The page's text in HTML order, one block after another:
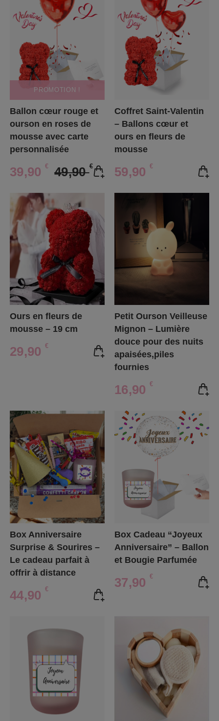
PROMOTION !
Ballon cœur rouge et
ourson en roses de
mousse avec carte
personnalisée
39,90 € 49,90€
Coffret Saint-Valentin
– Ballons cœur et
ours en fleurs de
mousse
59,90 €
Ours en fleurs de
mousse – 19 cm
29,90 €
Petit Ourson Veilleuse
Mignon – Lumière
douce pour des nuits
apaisées,piles
fournies
16,90 €
Box Anniversaire
Surprise & Sourires –
Le cadeau parfait à
offrir à distance
44,90 €
Box Cadeau “Joyeux
Anniversaire” – Ballon
et Bougie Parfumée
37,90 €